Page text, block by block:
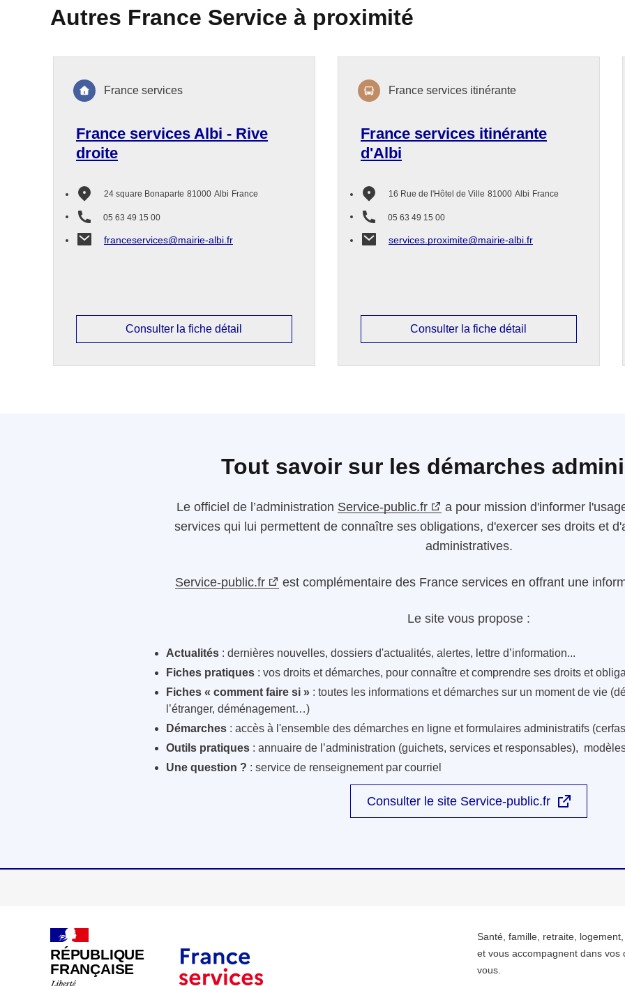
Autres France Service à proximité
France services Albi - Rive
droite
24 square Bonaparte 81000 Albi France
05 63 49 15 00
franceservices@mairie-albi.fr
France services
Consulter la fiche détail
France services itinérante
d'Albi
16 Rue de l'Hôtel de Ville 81000 Albi France
05 63 49 15 00
services.proximite@mairie-albi.fr
France services itinérante
Consulter la fiche détail
Tout savoir sur les démarches
Le officiel de l’administration Service-public.fr
a pour mission d'informer
services qui lui permettent de connaître ses obligations, d'exercer ses droits et
administratives.
Service-public.fr est complémentaire des France services en offrant une
Le site vous propose :
Actualités : dernières nouvelles, dossiers d'actualités, alertes, lettre d’information...
Fiches pratiques : vos droits et démarches, pour connaître et comprendre ses droits et
Fiches « comment faire si » : toutes les informations et démarches sur un moment de vie
l’étranger, déménagement…)
Démarches : accès à l'ensemble des démarches en ligne et formulaires administratifs
Outils pratiques : annuaire de l’administration (guichets, services et responsables),
Une question ? : service de renseignement par courriel
Consulter le site Service-public.fr
RÉPUBLIQUE
FRANÇAISE
Santé, famille, retraite,
et vous accompagnent dans
vous.